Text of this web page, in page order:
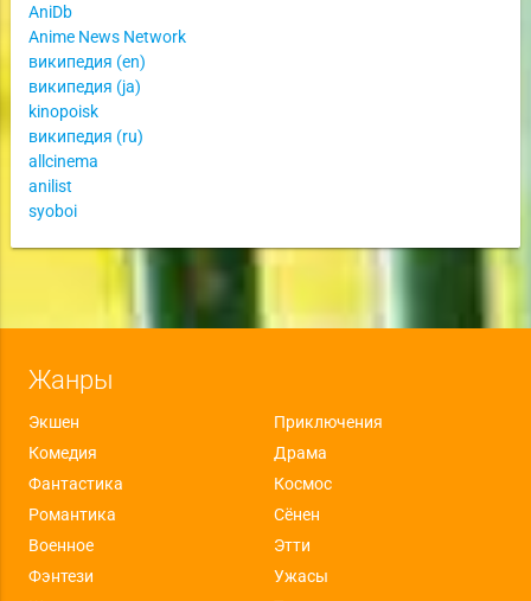
AniDb
Anime News Network
википедия (en)
википедия (ja)
kinopoisk
википедия (ru)
allcinema
anilist
syoboi
Жанры
Экшен
Приключения
Комедия
Драма
Фантастика
Космос
Романтика
Сёнен
Военное
Этти
Фэнтези
Ужасы